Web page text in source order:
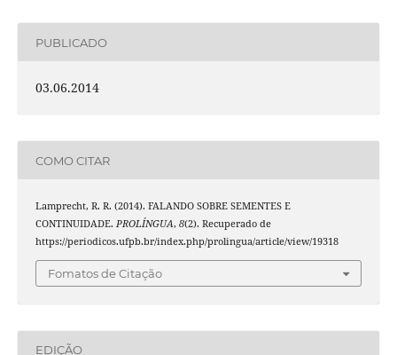
PUBLICADO
03.06.2014
COMO CITAR
Lamprecht, R. R. (2014). FALANDO SOBRE SEMENTES E
CONTINUIDADE. PROLÍNGUA, 8(2). Recuperado de
https://periodicos.ufpb.br/index.php/prolingua/article/view/19318
Fomatos de Citação
EDIÇÃO